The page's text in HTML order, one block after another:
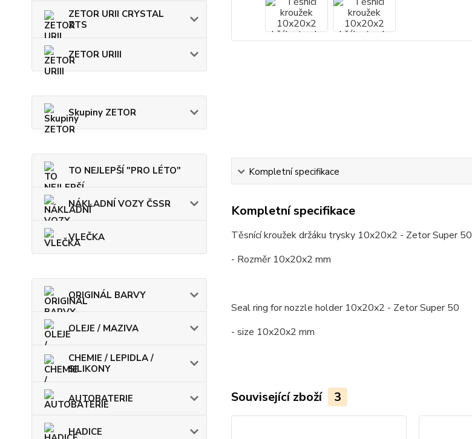
ZETOR URII CRYSTAL
ZTS
ZETOR URIII
Skupiny ZETOR
TO NEJLEPŠÍ "PRO LÉTO"
NÁKLADNÍ VOZY ČSSR
VLEČKA
ORIGINÁL BARVY
OLEJE / MAZIVA
CHEMIE / LEPIDLA /
SILIKONY
AUTOBATERIE
HADICE
Kompletní specifikace
Kompletní specifikace
Těsnící kroužek držáku trysky 10x20x2 - Zetor Super 50
- Rozměr 10x20x2 mm
Seal ring for nozzle holder 10x20x2 - Zetor Super 50
- size 10x20x2 mm
Související zboží 3